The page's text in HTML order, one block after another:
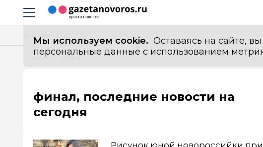
Навигация сайта
Мы используем cookie. Оставаясь на сайте,
персональные данные с использованием
Главная # финал
финал, последние новости на
сегодня
Рисунок юной новороссийки